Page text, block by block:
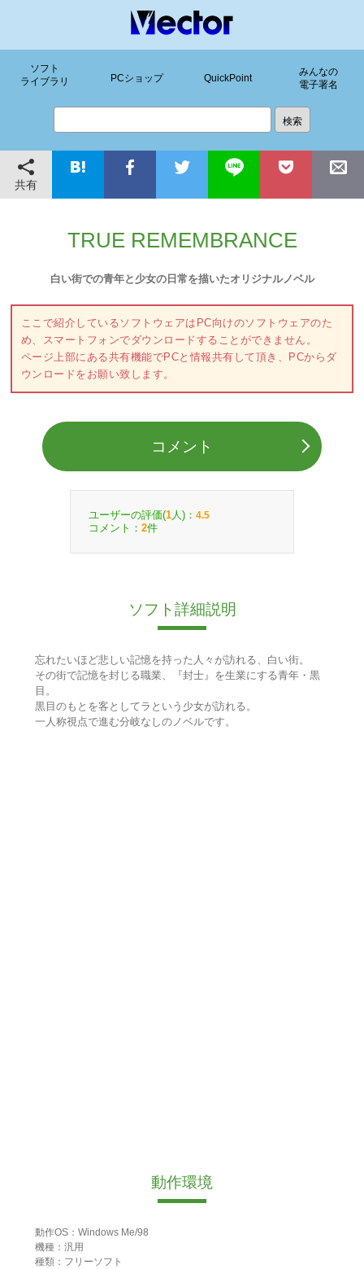
ソフト
ライブラリ
PCショップ QuickPoint
みんなの
電子署名
共有
TRUE REMEMBRANCE
白い街での青年と少女の日常を描いたオリジナルノベル
ここで紹介しているソフトウェアはPC向けのソフトウェアのた
め、スマートフォンでダウンロードすることができません。
ページ上部にある共有機能でPCと情報共有して頂き、PCからダ
ウンロードをお願い致します。
コメント
ユーザーの評価(1 人)： 4.5
コメント： 2件
ソフト詳細説明
忘れたいほど悲しい記憶を持った人々が訪れる、白い街。
その街で記憶を封じる職業、『封士』を生業にする青年・黒
目。
黒目のもとを客としてラという少女が訪れる。
一人称視点で進む分岐なしのノベルです。
動作環境
動作OS：Windows Me/98
機種：汎用
種類：フリーソフト